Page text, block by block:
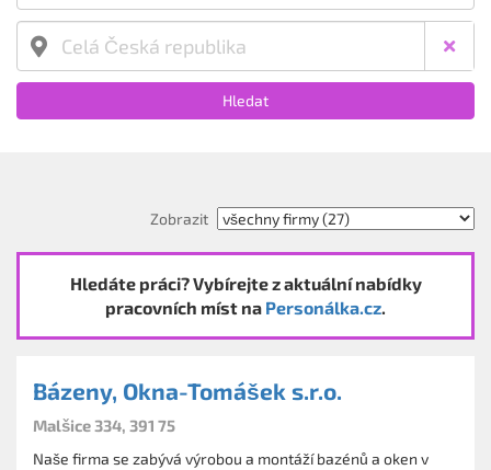
Hledat
Zobrazit
Hledáte práci? Vybírejte z aktuální nabídky
pracovních míst na Personálka.cz.
Bázeny, Okna-Tomášek s.r.o.
Malšice 334, 391 75
Naše firma se zabývá výrobou a montáží bazénů a oken v